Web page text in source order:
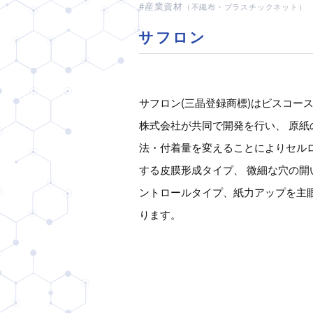
産業資材 （不織布・プラスチックネット）
サフロン
サフロン(三晶登録商標)はビスコー
株式会社が共同で開発を行い、 原
法・付着量を変えることによりセル
する皮膜形成タイプ、 微細な穴の
ントロールタイプ、紙力アップを
ります。